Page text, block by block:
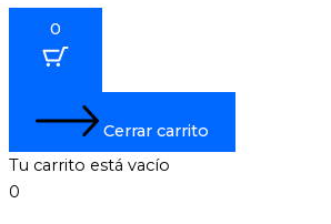
0
Cerrar carrito
Tu carrito está vacío
0